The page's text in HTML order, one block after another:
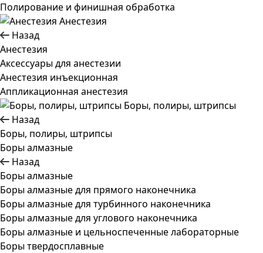
Полирование и финишная обработка
Анестезия
Назад
Анестезия
Аксессуары для анестезии
Анестезия инъекционная
Аппликационная анестезия
Боры, полиры, штрипсы
Назад
Боры, полиры, штрипсы
Боры алмазные
Назад
Боры алмазные
Боры алмазные для прямого наконечника
Боры алмазные для турбинного наконечника
Боры алмазные для углового наконечника
Боры алмазные и цельноспеченные лабораторные
Боры твердосплавные